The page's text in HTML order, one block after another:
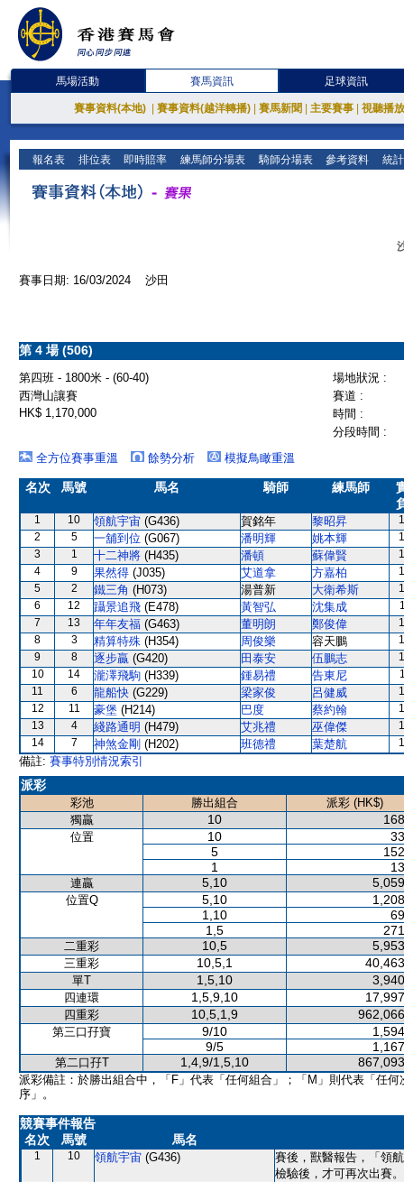
馬場活動 賽馬資訊 足球資訊
賽事資料(本地) 賽事資料(越洋轉播) 賽馬新聞 主要賽事 視聽播
報名表 排位表 即時賠率 練馬師分場表 騎師分場表 參考資料 統
賽事日期: 16/03/2024 沙田
第 4 場 (506)
第四班 - 1800米 - (60-40)
場地狀況 :
西灣山讓賽
賽道 :
HK$ 1,170,000
時間 :
分段時間 :
全方位賽事重溫
餘勢分析 模擬鳥瞰重溫
名次 馬號 馬名 騎師 練馬師
1 10 領航宇宙 (G436) 賀銘年 黎昭昇
2
5 一舖到位 (G067) 潘明輝 姚本輝
3
1 十二神將 (H435) 潘頓 蘇偉賢
4
9 果然得 (J035) 艾道拿 方嘉柏
5
2 鐵三角 (H073) 湯普新 大衛希斯
6
12 躡景追飛 (E478) 黃智弘 沈集成
7
13 年年友福 (G463) 董明朗 鄭俊偉
8
3 精算特殊 (H354) 周俊樂 容天鵬
9
8 逐步贏 (G420) 田泰安 伍鵬志
10
14 瀧澤飛駒 (H339) 鍾易禮 告東尼
11
6 龍船快 (G229) 梁家俊 呂健威
12
11 豪堡 (H214) 巴度 蔡約翰
13
4 綫路通明 (H479) 艾兆禮 巫偉傑
14
7 神煞金剛 (H202) 班德禮 葉楚航
備註: 賽事特別情況索引
派彩
彩池 勝出組合
派彩 (HK$)
獨贏
10
位置 10
5
1
連贏 5,10
位置Q 5,10
1,10
1,5
二重彩 10,5
三重彩 10,5,1
單T 1,5,10
四連環 1,5,9,10
四重彩 10,5,1,9
第三口孖寶 9/10
9/5
第二口孖T 1,4,9/1,5,10
派彩備註：於勝出組合中，「F」代表「任何組合」；「M」則代表「任何
序」。
競賽事件報告
名次
馬號 馬名
1 10 領航宇宙 (G436)
賽後，獸醫報告，「領
檢驗後，才可再次出賽